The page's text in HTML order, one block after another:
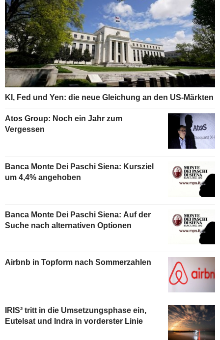
KI, Fed und Yen: die neue Gleichung an den US-Märkten
Atos Group: Noch ein Jahr zum
Vergessen
Banca Monte Dei Paschi Siena: Kursziel
um 4,4% angehoben
Banca Monte Dei Paschi Siena: Auf der
Suche nach alternativen Optionen
Airbnb in Topform nach Sommerzahlen
IRIS² tritt in die Umsetzungsphase ein,
Eutelsat und Indra in vorderster Linie